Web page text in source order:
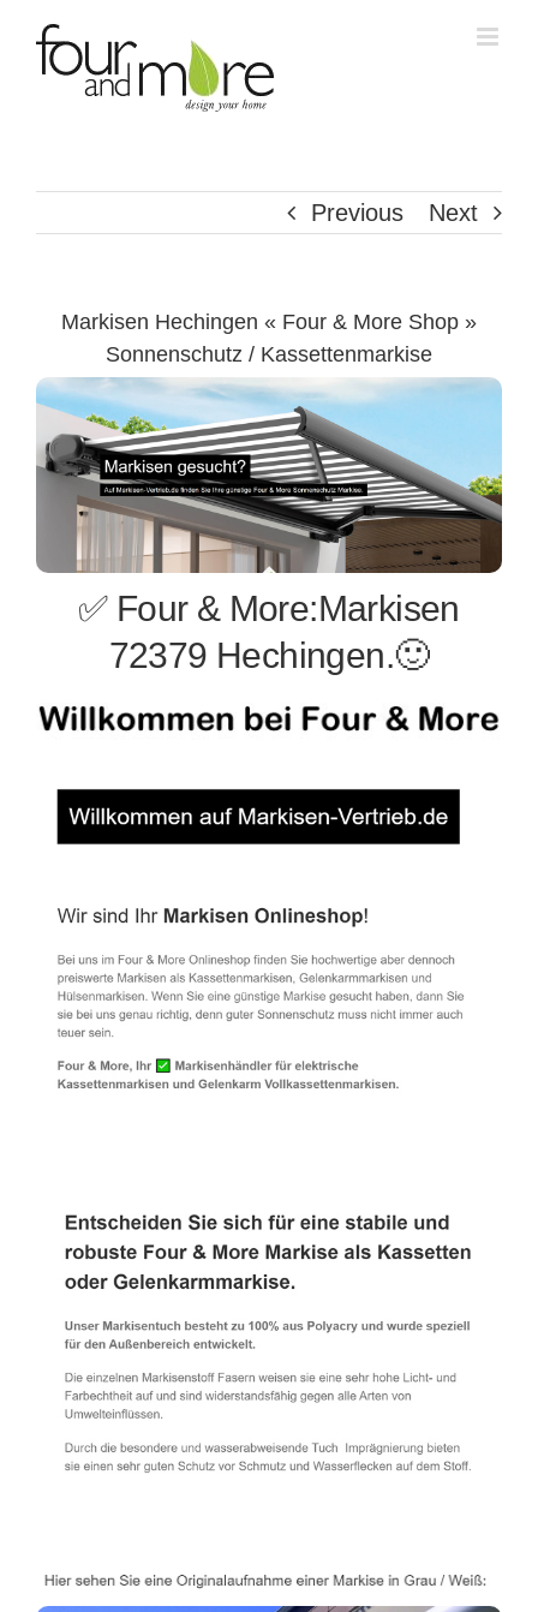
Previous Next
Markisen Hechingen « Four & More Shop »
Sonnenschutz / Kassettenmarkise
✅ Four & More:Markisen
72379 Hechingen.🙂